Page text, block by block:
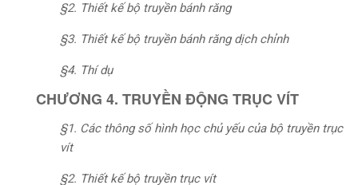
§2. Thiết kế bộ truyền bánh răng
§3. Thiết kế bộ truyền bánh răng dịch chỉnh
§4. Thí dụ
CHƯƠNG 4. TRUYỀN ĐỘNG TRỤC VÍT
§1. Các thông số hình học chủ yếu của bộ truyền trục
vít
§2. Thiết kế bộ truyền trục vít